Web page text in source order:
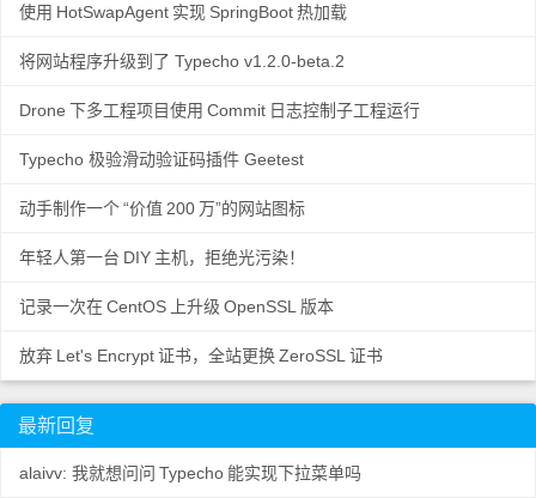
使用 HotSwapAgent 实现 SpringBoot热加载
将网站程序升级到了 Typecho v1.2.0-beta.2
Drone 下多工程项目使用 Commit 日志控制子工程运行
Typecho 极验滑动验证码插件 Geetest
动手制作一个“价值 200万”的网站图标
年轻人第一台 DIY 主机，拒绝光污染！
记录一次在CentOS 上升级 OpenSSL 版本
放弃 Let's Encrypt证书，全站更换ZeroSSL证书
最新回复
alaivv: 我就想问问 Typecho 能实现下拉菜单吗